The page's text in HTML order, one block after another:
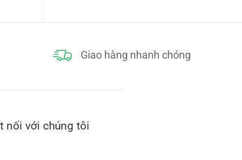
Giao hàng nhanh chóng
nối với chúng tôi